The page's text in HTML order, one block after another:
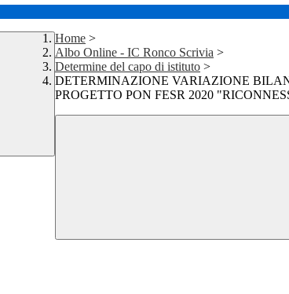
Home >
Albo Online - IC Ronco Scrivia >
Determine del capo di istituto >
DETERMINAZIONE VARIAZIONE
PROGETTO PON FESR 2020